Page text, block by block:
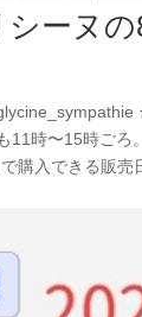
ーヌ
時〜15時ご
購入できる販